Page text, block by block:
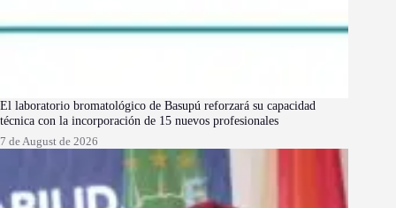
El laboratorio bromatológico de Basupú reforzará su capacidad
técnica con la incorporación de 15 nuevos profesionales
7 de August de 2026